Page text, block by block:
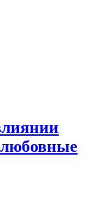
любовные